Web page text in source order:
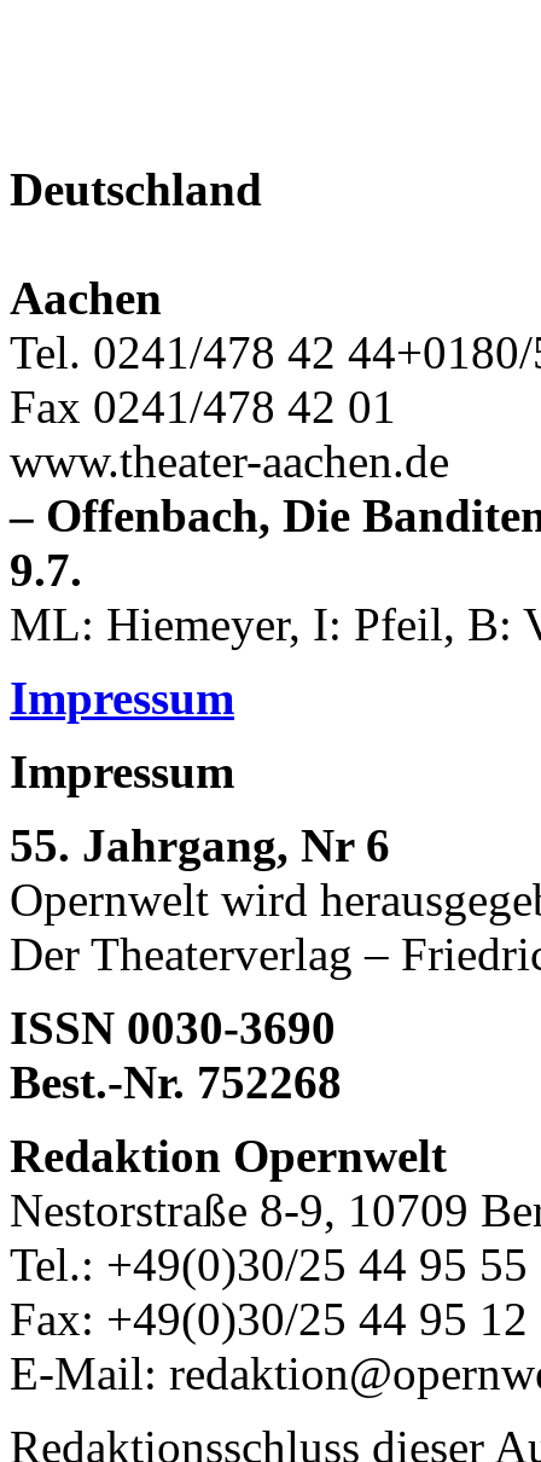
Deutschland
Aachen
Tel. 0241/478 42
Fax 0241/478 42 01
www.theater-aachen.de
– Offenbach, Die
9.7.
ML: Hiemeyer, I: Pfeil, B:
Impressum
Impressum
55. Jahrgang, Nr 6
Opernwelt wird
Der Theaterverlag –
ISSN 0030-3690
Best.-Nr. 752268
Redaktion Opernwelt
Nestorstraße 8-9, 10709
Tel.: +49(0)30/25 44 95 55
Fax: +49(0)30/25 44 95 12
E-Mail:
Redaktionsschluss dieser